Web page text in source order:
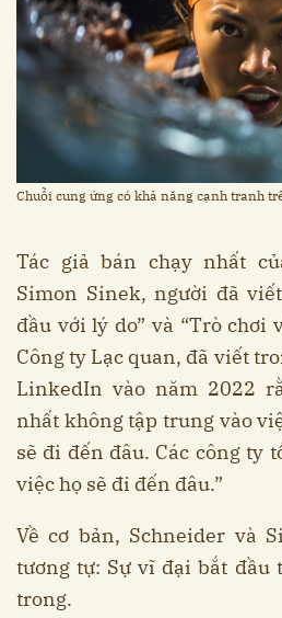
Chuỗi cung ứng có khả năng cạnh tranh
Tác giả bán chạy nhất
Simon Sinek, người đã
đầu với lý do” và “Trò chơi
Công ty Lạc quan, đã viết
LinkedIn vào năm 2022
nhất không tập trung vào
sẽ đi đến đâu. Các công ty
việc họ sẽ đi đến đâu.”
Về cơ bản, Schneider và
tương tự: Sự vĩ đại bắt đầu
trong.